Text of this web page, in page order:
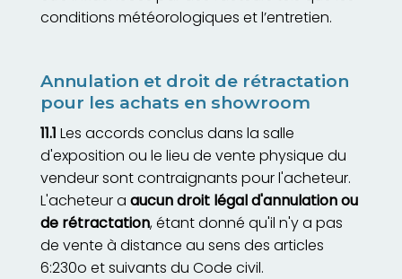
conditions météorologiques et l’entretien.
Annulation et droit de rétractation
pour les achats en showroom
11.1 Les accords conclus dans la salle
d'exposition ou le lieu de vente physique du
vendeur sont contraignants pour l'acheteur.
L'acheteur a aucun droit légal d'annulation ou
de rétractation, étant donné qu'il n'y a pas
de vente à distance au sens des articles
6:230o et suivants du Code civil.